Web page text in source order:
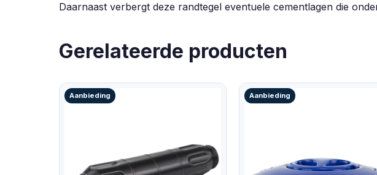
Daarnaast verbergt deze randtegel eventuele cementlagen die
Gerelateerde producten
Aanbieding Aanbieding